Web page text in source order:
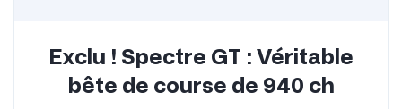
Exclu ! Spectre GT : Véritable
bête de course de 940 ch